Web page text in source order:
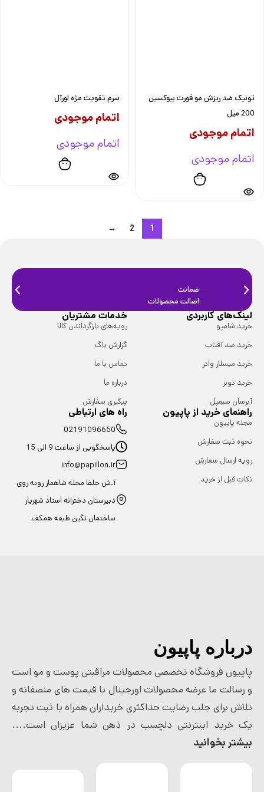
تونيک ضد ريزش مو فورت بيوكسين
200 ميل
اتمام موجودی
اتمام موجودی
سرم تقويت مژه لورآل
اتمام موجودی
اتمام موجودی
1
2
→
ضمانت
اصالت محصولات
لینک‌های کاربردی
خرید شامپو
خرید ضد آفتاب
خرید میسلار واتر
خرید تونر
آبرسان سیمپل
خدمات مشتریان
رویه‌های بازگرداندن کالا
گزارش باگ
تماس با ما
درباره ما
پیگیری سفارش
راهنمای خرید از پاپیون
مجله پاپیون
نحوه ثبت سفارش
رویه ارسال سفارش
نکات قبل از خرید
راه های ارتباطی
02191096650
پاسخگویی از ساعت 9 الی 15
info@papillon.ir
آ.ش جلفا محله شاهمار روبه روی
دبیرستان دخترانه استاد شهریار
ساختمان نگین طبقه همکف
درباره پاپیون
پاپیون فروشگاه تخصصی محصولات مراقبتی پوست و مو است
و رسالت ما عرضه محصولات اورجینال با قیمت های منصفانه و
تلاش برای جلب رضایت حداکثری خریداران همراه با ثبت تجربه
یک خرید اینترنتی دلچسب در ذهن شما عزیزان است....
بیشتر بخوانید